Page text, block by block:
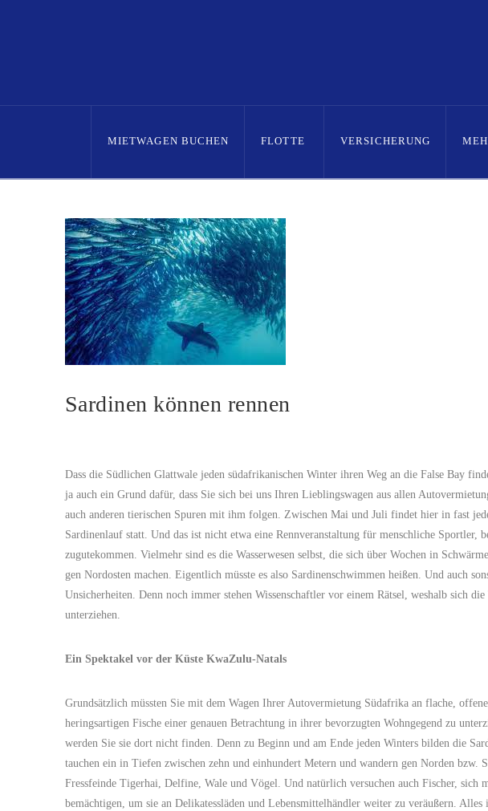
MIETWAGEN BUCHEN FLOTTE VERSICHERUNG
Sardinen können rennen
Dass die Südlichen Glattwale jeden südafrikanischen Winter ihren Weg an die False Bay
ja auch ein Grund dafür, dass Sie sich bei uns Ihren Lieblingswagen aus allen
auch anderen tierischen Spuren mit ihm folgen. Zwischen Mai und Juli findet hier in fast
Sardinenlauf statt. Und das ist nicht etwa eine Rennveranstaltung für menschliche Sportler,
zugutekommen. Vielmehr sind es die Wasserwesen selbst, die sich über Wochen in
gen Nordosten machen. Eigentlich müsste es also Sardinenschwimmen heißen. Und auch
Unsicherheiten. Denn noch immer stehen Wissenschaftler vor einem Rätsel, weshalb sich
unterziehen.
Ein Spektakel vor der Küste KwaZulu-Natals
Grundsätzlich müssten Sie mit dem Wagen Ihrer Autovermietung Südafrika an flache,
heringsartigen Fische einer genauen Betrachtung in ihrer bevorzugten Wohngegend zu
werden Sie sie dort nicht finden. Denn zu Beginn und am Ende jeden Winters bilden die
tauchen ein in Tiefen zwischen zehn und einhundert Metern und wandern gen Norden bzw.
Fressfeinde Tigerhai, Delfine, Wale und Vögel. Und natürlich versuchen auch Fischer, sich
bemächtigen, um sie an Delikatessläden und Lebensmittelhändler weiter zu veräußern.